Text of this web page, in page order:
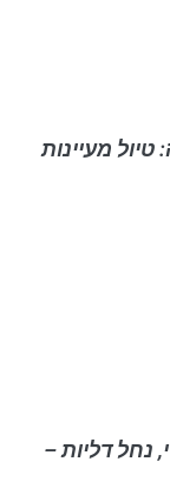
מעיינות
נחל דליות –